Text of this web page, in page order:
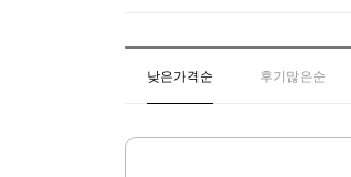
낮은가격순 후기많은순